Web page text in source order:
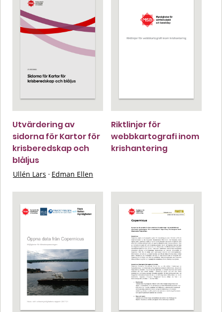
Utvärdering av
sidorna för Kartor för
krisberedskap och
blåljus
Ullén Lars · Edman Ellen
Riktlinjer för
webbkartografi inom
krishantering